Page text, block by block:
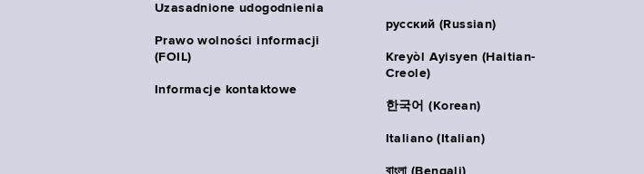
Uzasadnione udogodnienia
Prawo wolności informacji
(FOIL)
Informacje kontaktowe
русский (Russian)
Kreyòl Ayisyen (Haitian-
Creole)
한국어 (Korean)
Italiano (Italian)
বাংলা (Bengali)